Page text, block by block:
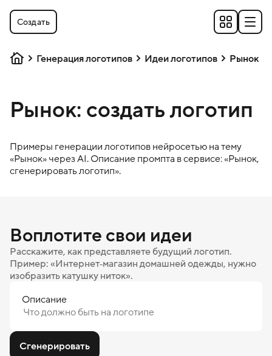
Создать
Генерация логотипов Идеи логотипов Рынок
Рынок: создать логотип
Примеры генерации логотипов нейросетью на тему
«Рынок» через AI. Описание промпта в сервисе: «Рынок,
сгенерировать логотип».
Воплотите свои идеи
Расскажите, как представляете будущий логотип.
Пример: «Интернет‑магазин домашней одежды, нужно
изобразить катушку ниток».
Описание
Сгенерировать